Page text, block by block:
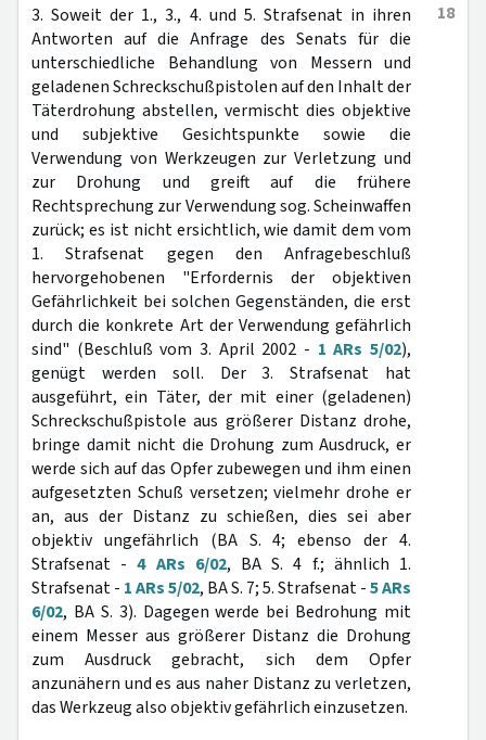
18
3. Soweit der 1., 3., 4. und 5. Strafsenat in ihren
Antworten auf die Anfrage des Senats für die
unterschiedliche Behandlung von Messern und
geladenen Schreckschußpistolen auf den Inhalt der
Täterdrohung abstellen, vermischt dies objektive
und subjektive Gesichtspunkte sowie die
Verwendung von Werkzeugen zur Verletzung und
zur Drohung und greift auf die frühere
Rechtsprechung zur Verwendung sog. Scheinwaffen
zurück; es ist nicht ersichtlich, wie damit dem vom
1. Strafsenat gegen den Anfragebeschluß
hervorgehobenen "Erfordernis der objektiven
Gefährlichkeit bei solchen Gegenständen, die erst
durch die konkrete Art der Verwendung gefährlich
sind" (Beschluß vom 3. April 2002 - 1 ARs 5/02),
genügt werden soll. Der 3. Strafsenat hat
ausgeführt, ein Täter, der mit einer (geladenen)
Schreckschußpistole aus größerer Distanz drohe,
bringe damit nicht die Drohung zum Ausdruck, er
werde sich auf das Opfer zubewegen und ihm einen
aufgesetzten Schuß versetzen; vielmehr drohe er
an, aus der Distanz zu schießen, dies sei aber
objektiv ungefährlich (BA S. 4; ebenso der 4.
Strafsenat -4 ARs 6/02, BA S. 4 f.; ähnlich 1.
Strafsenat - 1 ARs 5/02, BA S. 7; 5. Strafsenat -5 ARs
6/02, BA S. 3). Dagegen werde bei Bedrohung mit
einem Messer aus größerer Distanz die Drohung
zum Ausdruck gebracht, sich dem Opfer
anzunähern und es aus naher Distanz zu verletzen,
das Werkzeug also objektiv gefährlich einzusetzen.